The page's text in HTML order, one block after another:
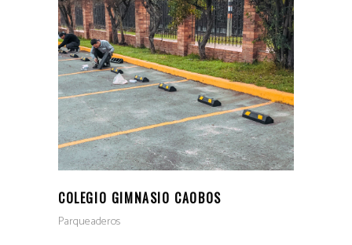
COLEGIO GIMNASIO CAOBOS
Parqueaderos